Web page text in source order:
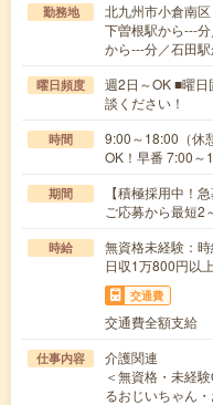
勤務地
北九州市小倉南区
下曽根駅から---
から---分／石田
曜日頻度
週2日～OK ■曜
談ください！
時間
9:00～18:00（休
OK！早番 7:00
期間
【積極採用中！
ご応募から最短2
時給
無資格未経験：
日収1万800円以上
交通費
交通費全額支給
仕事内容
介護関連
＜無資格・未経
るおじいちゃん